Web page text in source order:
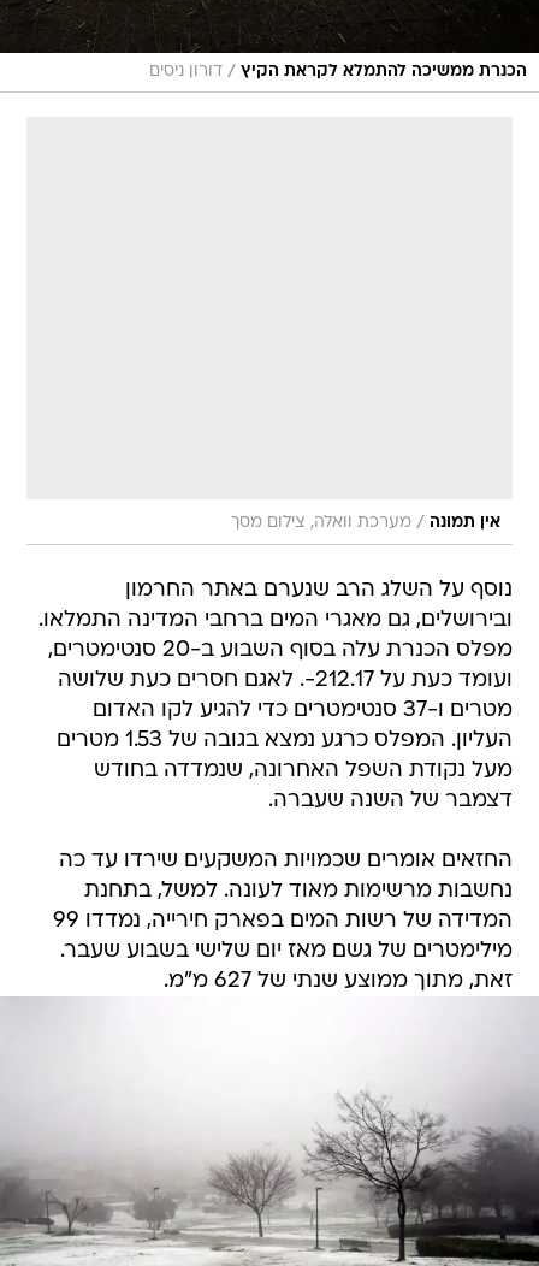
הכנרת ממשיכה להתמלא לקראת הקיץ / דורון ניסים
אין תמונה / מערכת וואלה, צילום מסך
נוסף על השלג הרב שנערם באתר החרמון
ובירושלים, גם מאגרי המים ברחבי המדינה התמלאו.
מפלס הכנרת עלה בסוף השבוע ב-20 סנטימטרים,
ועומד כעת על 212.17-. לאגם חסרים כעת שלושה
מטרים ו-37 סנטימטרים כדי להגיע לקו האדום
העליון. המפלס כרגע נמצא בגובה של 1.53 מטרים
מעל נקודת השפל האחרונה, שנמדדה בחודש
דצמבר של השנה שעברה.
החזאים אומרים שכמויות המשקעים שירדו עד כה
נחשבות מרשימות מאוד לעונה. למשל, בתחנת
המדידה של רשות המים בפארק חירייה, נמדדו 99
מילימטרים של גשם מאז יום שלישי בשבוע שעבר.
זאת, מתוך ממוצע שנתי של 627 מ"מ.